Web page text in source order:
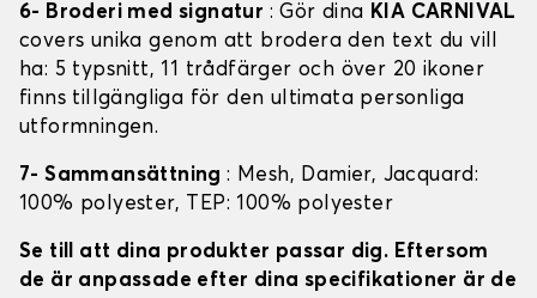
6- Broderi med signatur : Gör dina KIA CARNIVAL
covers unika genom att brodera den text du vill
ha: 5 typsnitt, 11 trådfärger och över 20 ikoner
finns tillgängliga för den ultimata personliga
utformningen.
7- Sammansättning: Mesh, Damier, Jacquard:
100% polyester, TEP: 100% polyester
Se till att dina produkter passar dig. Eftersom
de är anpassade efter dina specifikationer är de